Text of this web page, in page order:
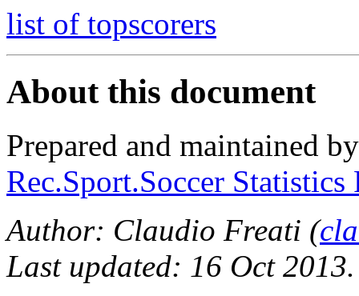
list of topscorers
About this document
Prepared and maintained
Rec.Sport.Soccer
Author: Claudio Freati (
Last updated: 16 Oct 2013.